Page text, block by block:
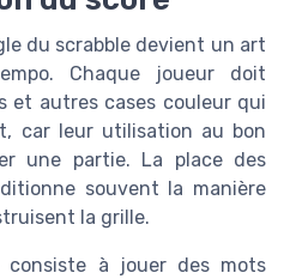
du scrabble devient un art
Chaque joueur doit
et autres cases couleur qui
car leur utilisation au bon
une partie. La place des
souvent la manière
la grille.
à jouer des mots